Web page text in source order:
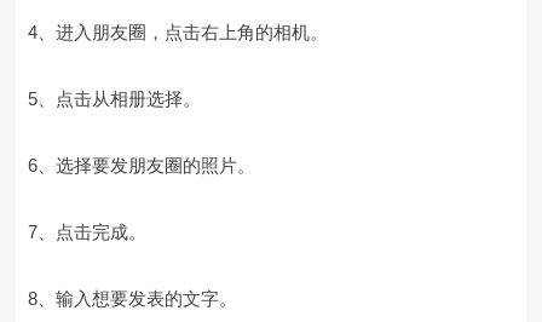
4、进入朋友圈，点击右上角的相机。
5、点击从相册选择。
6、选择要发朋友圈的照片。
7、点击完成。
8、输入想要发表的文字。